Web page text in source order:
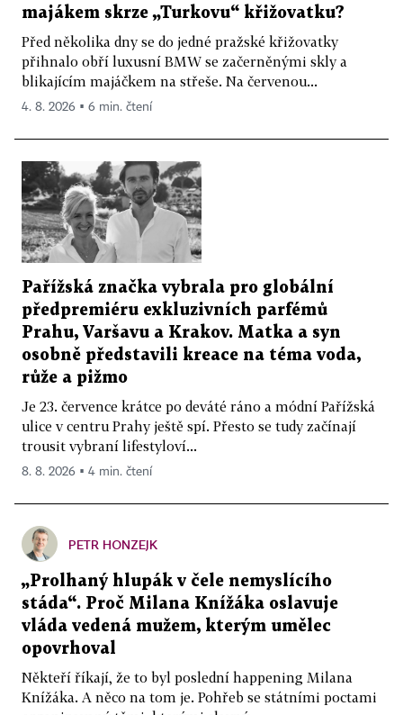
majákem skrze „Turkovu“ křižovatku?
Před několika dny se do jedné pražské křižovatky
přihnalo obří luxusní BMW se začerněnými skly a
blikajícím majáčkem na střeše. Na červenou...
4. 8. 2026 ▪ 6 min. čtení
Pařížská značka vybrala pro globální
předpremiéru exkluzivních parfémů
Prahu, Varšavu a Krakov. Matka a syn
osobně představili kreace na téma voda,
růže a pižmo
Je 23. července krátce po deváté ráno a módní Pařížská
ulice v centru Prahy ještě spí. Přesto se tudy začínají
trousit vybraní lifestyloví...
8. 8. 2026 ▪ 4 min. čtení
PETR HONZEJK
„Prolhaný hlupák v čele nemyslícího
stáda“. Proč Milana Knížáka oslavuje
vláda vedená mužem, kterým umělec
opovrhoval
Někteří říkají, že to byl poslední happening Milana
Knížáka. A něco na tom je. Pohřeb se státními poctami